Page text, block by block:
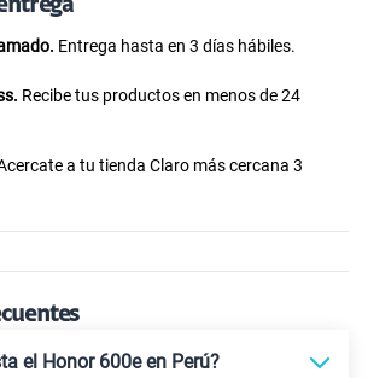
Entrega hasta en 3 días hábiles.
Recibe tus productos en menos de 24
a tu tienda Claro más cercana 3
el Honor 600e en Perú?